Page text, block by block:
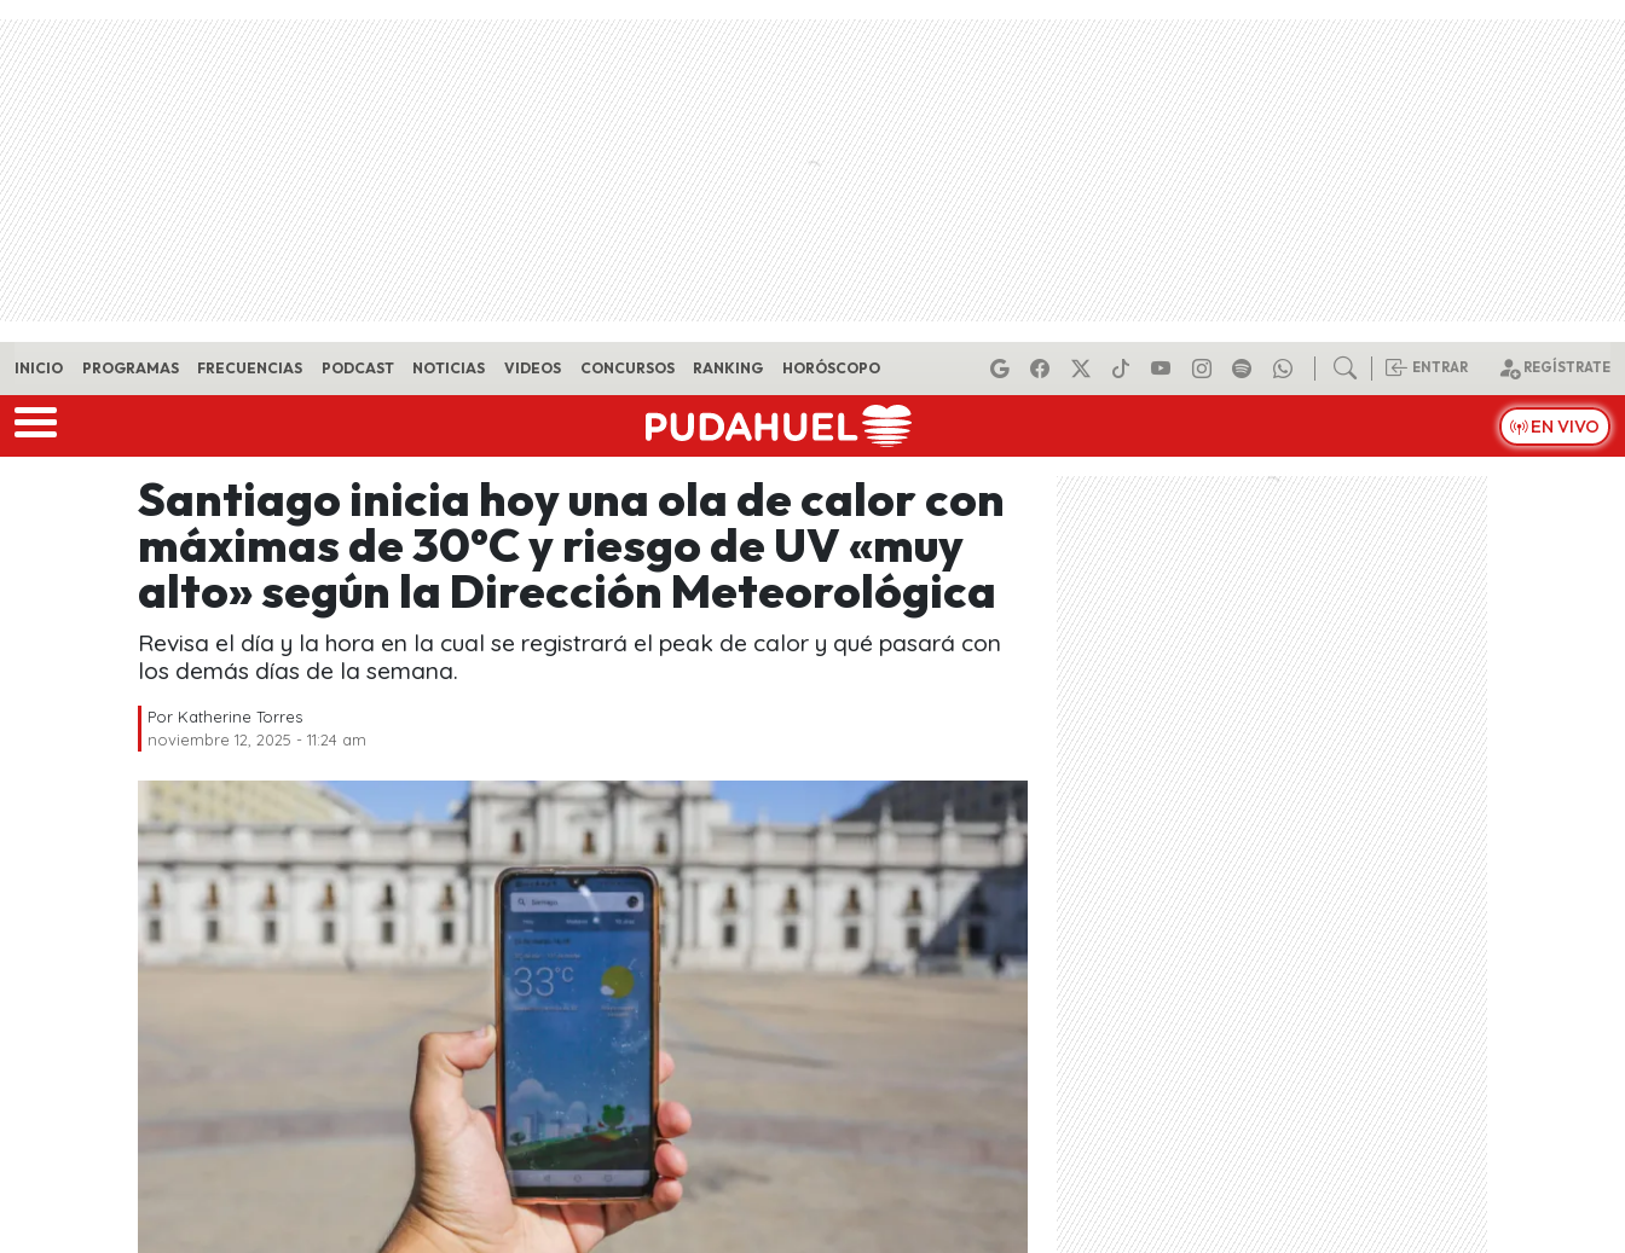
Skip to main content
INICIO PROGRAMAS FRECUENCIAS PODCAST NOTICIAS VIDEOS CONCURSOS RANKING HORÓSCOPO ENTRAR REGÍSTRATE
EN VIVO
Santiago inicia hoy una ola de calor con
máximas de 30°C y riesgo de UV «muy
alto» según la Dirección Meteorológica
Revisa el día y la hora en la cual se registrará el peak de calor y qué pasará con
los demás días de la semana.
Por Katherine Torres
noviembre 12, 2025 - 11:24 am